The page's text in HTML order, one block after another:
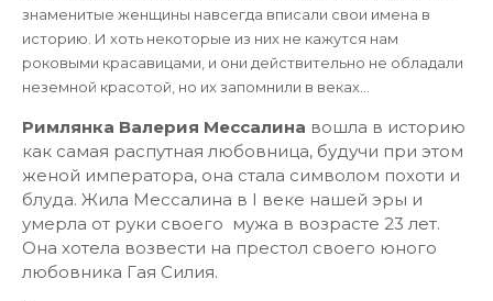
знаменитые женщины навсегда вписали свои имена в
историю. И хоть некоторые из них не кажутся нам
роковыми красавицами, и они действительно не обладали
неземной красотой, но их запомнили в веках…
Римлянка Валерия Мессалина вошла в историю
как самая распутная любовница, будучи при этом
женой императора, она стала символом похоти и
блуда. Жила Мессалина в I веке нашей эры и
умерла от руки своего мужа в возрасте 23 лет.
Она хотела возвести на престол своего юного
любовника Гая Силия.